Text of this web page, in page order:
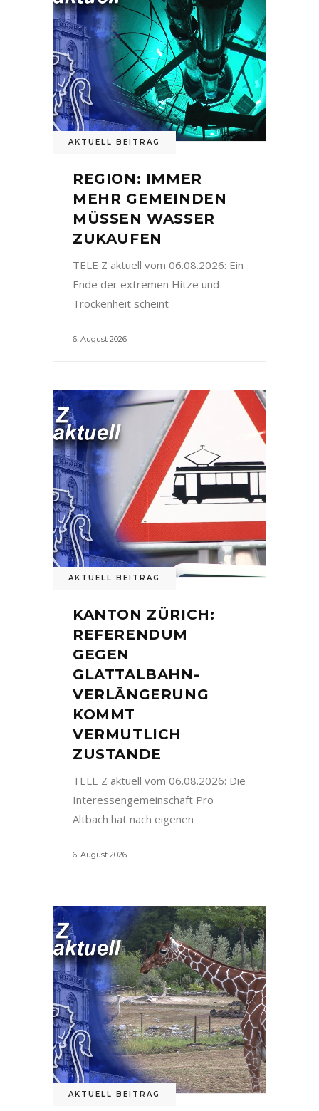
AKTUELL BEITRAG
REGION: IMMER
MEHR GEMEINDEN
MÜSSEN WASSER
ZUKAUFEN
TELE Z aktuell vom 06.08.2026: Ein
Ende der extremen Hitze und
Trockenheit scheint
6. August 2026
AKTUELL BEITRAG
KANTON ZÜRICH:
REFERENDUM
GEGEN
GLATTALBAHN-
VERLÄNGERUNG
KOMMT
VERMUTLICH
ZUSTANDE
TELE Z aktuell vom 06.08.2026: Die
Interessengemeinschaft Pro
Altbach hat nach eigenen
6. August 2026
AKTUELL BEITRAG